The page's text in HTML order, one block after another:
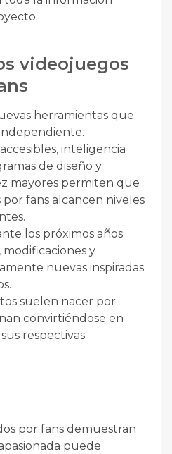
videojuegos
herramientas que
inteligencia
de diseño y
mayores permiten que
por fans alcancen niveles
los próximos años
modificaciones y
nuevas inspiradas
suelen nacer por
convirtiéndose en
respectivas
por fans demuestran
puede